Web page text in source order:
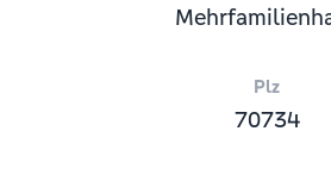
Plz
70734